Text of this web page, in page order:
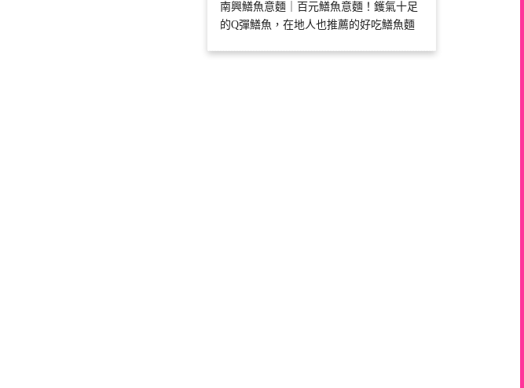
南興鱔魚意麵｜百元鱔魚意麵！鑊氣十足
的Q彈鱔魚，在地人也推薦的好吃鱔魚麵